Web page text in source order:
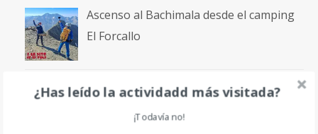
Ascenso al Bachimala desde el camping
El Forcallo
Ascenso a los Picos de la Pez desde el
Camping El Forcallo
¿Has leído la actividadd más visitada?
¡Todavía no!